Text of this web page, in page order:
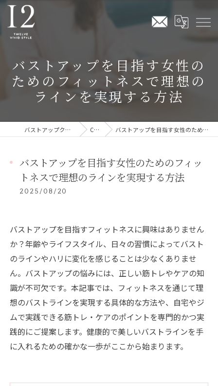
バストアップを目指す女性の
ためのフィットネスで理想の
ラインを実現する方法
バストアップクリームならTwelve Vivid Style COLUMN バストアップを目指す女性のためのフィットネスで理想のラインを実現する方法
バストアップを目指す女性のためのフィッ
トネスで理想のラインを実現する方法
2025/08/20
バストアップを目指すフィットネスに興味はありません
か？年齢やライフスタイル、日々の習慣によってバスト
のラインやハリに変化を感じることは少なくありませ
ん。バストアップの悩みには、正しい筋トレやケアの知
識が不可欠です。本記事では、フィットネスを通じて理
想のバストラインを実現する具体的な方法や、自宅やジ
ムで実践できる筋トレ・ケアのポイントを専門的かつ実
践的にご提案します。健康的で美しいバストラインを手
に入れるための確かな一歩がここから始まります。